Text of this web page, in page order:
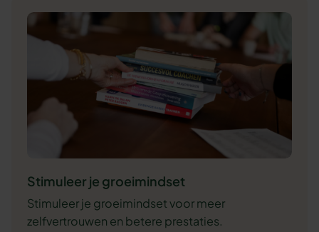
Stimuleer je groeimindset
Stimuleer je groeimindset voor meer
zelfvertrouwen en betere prestaties.